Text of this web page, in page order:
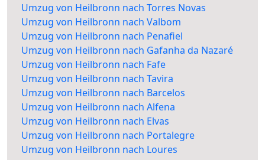
Umzug von Heilbronn nach Torres Novas
Umzug von Heilbronn nach Valbom
Umzug von Heilbronn nach Penafiel
Umzug von Heilbronn nach Gafanha da Nazaré
Umzug von Heilbronn nach Fafe
Umzug von Heilbronn nach Tavira
Umzug von Heilbronn nach Barcelos
Umzug von Heilbronn nach Alfena
Umzug von Heilbronn nach Elvas
Umzug von Heilbronn nach Portalegre
Umzug von Heilbronn nach Loures